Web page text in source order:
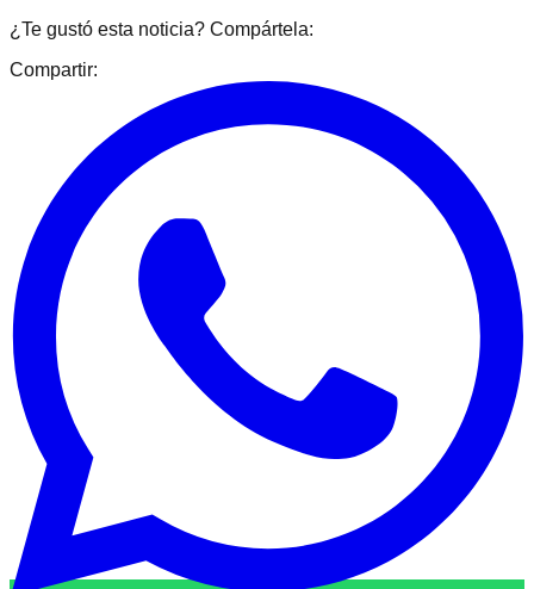
¿Te gustó esta noticia? Compártela:
Compartir: